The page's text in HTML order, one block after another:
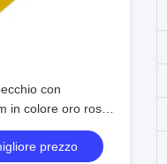
con
in colore oro rosa,
segnaletica ed
prezzo